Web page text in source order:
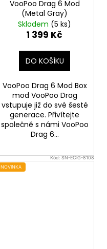
VooPoo Drag 6 Mod
(Metal Gray)
Skladem (5 ks)
1 399 Kč
DO KOŠÍKU
VooPoo Drag 6 Mod Box
mod VooPoo Drag
vstupuje již do své šesté
generace. Přivítejte
společně s námi VooPoo
Drag 6...
Kód:SN-ECIG-8108
NOVINKA